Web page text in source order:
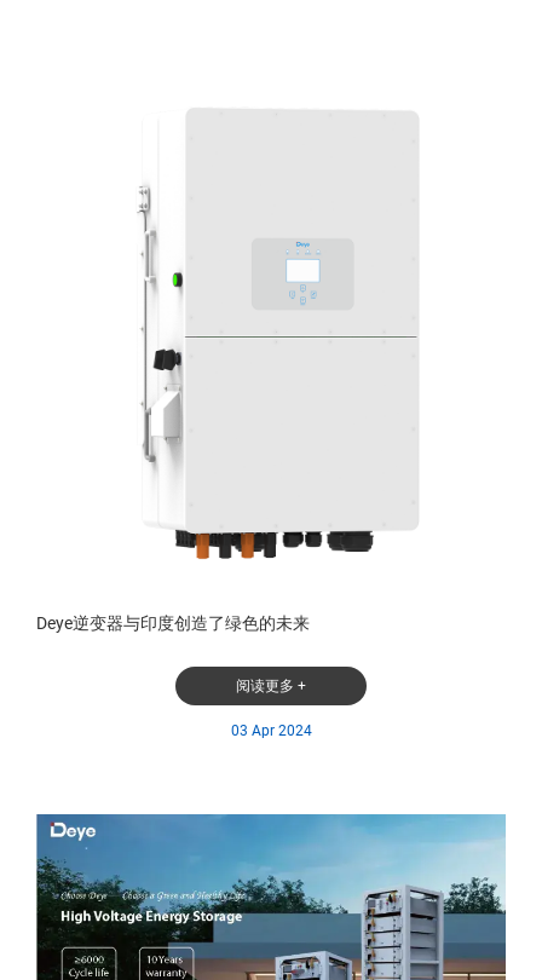
Deye逆变器与印度创造了绿色的未来
阅读更多 +
03 Apr 2024